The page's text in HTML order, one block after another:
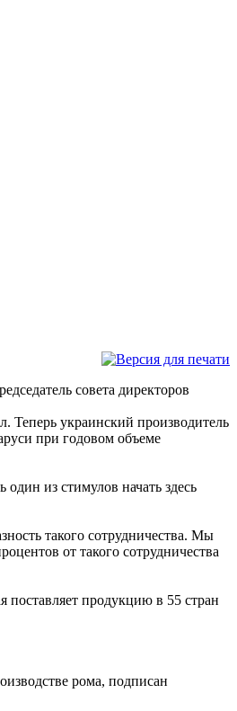
совета директоров
Теперь украинский производитель
при годовом объеме
из стимулов начать здесь
такого сотрудничества. Мы
от такого сотрудничества
поставляет продукцию в 55 стран
рома, подписан